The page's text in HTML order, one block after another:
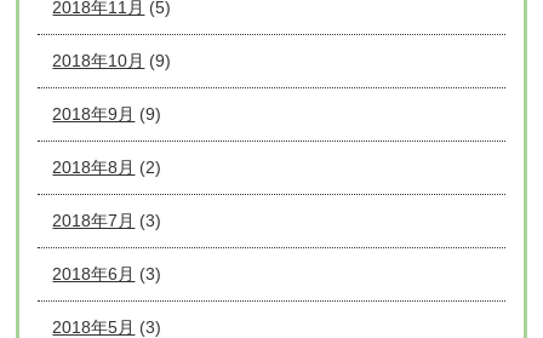
2018年11月 (5)
2018年10月 (9)
2018年9月 (9)
2018年8月 (2)
2018年7月 (3)
2018年6月 (3)
2018年5月 (3)